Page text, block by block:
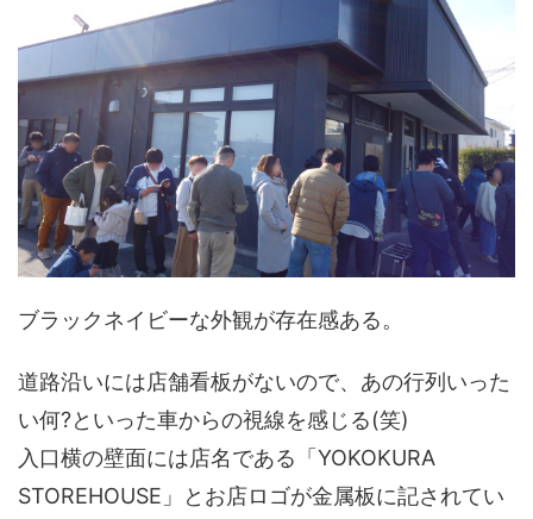
ブラックネイビーな外観が存在感ある。
道路沿いには店舗看板がないので、あの行列いった
い何?といった車からの視線を感じる(笑)
入口横の壁面には店名である「YOKOKURA
STOREHOUSE」とお店ロゴが金属板に記されてい